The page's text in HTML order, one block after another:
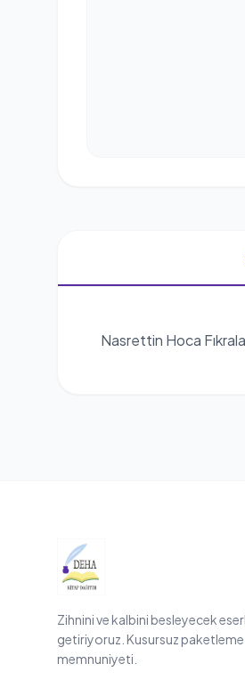
Nasrettin Hoca
Zihnini ve kalbini besleyecek
getiriyoruz. Kusursuz
memnuniyeti.